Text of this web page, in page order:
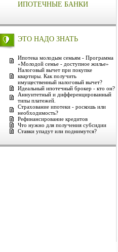
ИПОТЕЧНЫЕ БАНКИ
ЭТО НАДО ЗНАТЬ
Ипотека молодым семьям - Программа
«Молодой семье - доступное жилье»
Налоговый вычет при покупке
квартиры. Как получить
имущественный налоговый вычет?
Идеальный ипотечный брокер - кто он?
Аннуитетный и дифференцированный
типы платежей.
Страхование ипотеки - роскошь или
необходимость?
Рефинансирование кредитов
Что нужно для получения субсидии
Ставки упадут или поднимутся?